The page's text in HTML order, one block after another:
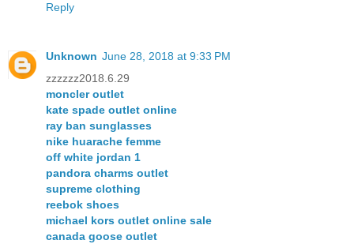
Reply
Unknown June 28, 2018 at 9:33 PM
zzzzzz2018.6.29
moncler outlet
kate spade outlet online
ray ban sunglasses
nike huarache femme
off white jordan 1
pandora charms outlet
supreme clothing
reebok shoes
michael kors outlet online sale
canada goose outlet